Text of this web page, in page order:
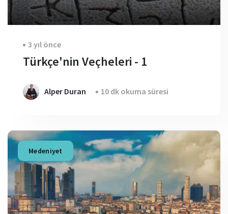
3 yıl önce
Türkçe'nin Veçheleri - 1
Alper Duran 10 dk okuma süresi
Medeniyet